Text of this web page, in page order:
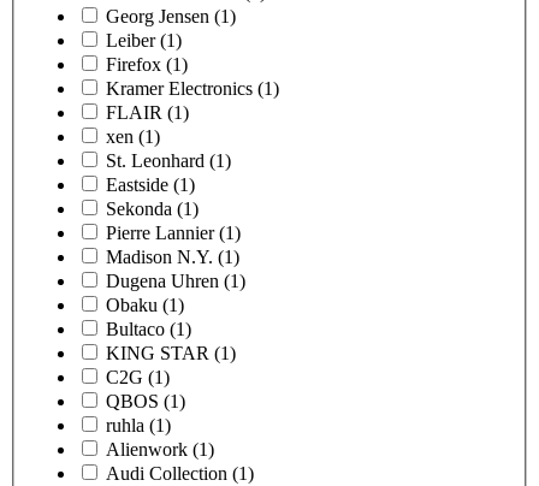
Georg Jensen (1)
Leiber (1)
Firefox (1)
Kramer Electronics (1)
FLAIR (1)
xen (1)
St. Leonhard (1)
Eastside (1)
Sekonda (1)
Pierre Lannier (1)
Madison N.Y. (1)
Dugena Uhren (1)
Obaku (1)
Bultaco (1)
KING STAR (1)
C2G (1)
QBOS (1)
ruhla (1)
Alienwork (1)
Audi Collection (1)